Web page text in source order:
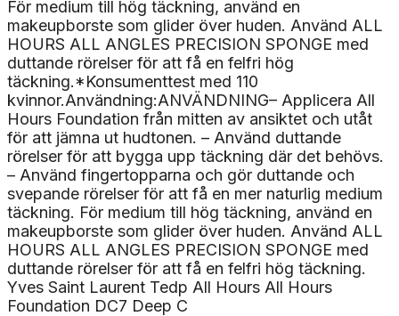
För medium till hög täckning, använd en
makeupborste som glider över huden. Använd ALL
HOURS ALL ANGLES PRECISION SPONGE med
duttande rörelser för att få en felfri hög
täckning.*Konsumenttest med 110
kvinnor.Användning:ANVÄNDNING– Applicera All
Hours Foundation från mitten av ansiktet och utåt
för att jämna ut hudtonen. – Använd duttande
rörelser för att bygga upp täckning där det behövs.
– Använd fingertopparna och gör duttande och
svepande rörelser för att få en mer naturlig medium
täckning. För medium till hög täckning, använd en
makeupborste som glider över huden. Använd ALL
HOURS ALL ANGLES PRECISION SPONGE med
duttande rörelser för att få en felfri hög täckning.
Yves Saint Laurent Tedp All Hours All Hours
Foundation DC7 Deep C